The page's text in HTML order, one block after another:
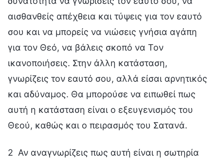
αισθανθείς απέχθεια και τύψεις για τον εαυτό
σου και να μπορείς να νιώσεις γνήσια αγάπη
για τον Θεό, να βάλεις σκοπό να Τον
ικανοποιήσεις. Στην άλλη κατάσταση,
γνωρίζεις τον εαυτό σου, αλλά είσαι αρνητικός
και αδύναμος. Θα μπορούσε να ειπωθεί πως
αυτή η κατάσταση είναι ο εξευγενισμός του
Θεού, καθώς και ο πειρασμός του Σατανά.
2 Αν αναγνωρίζεις πως αυτή είναι η σωτηρία